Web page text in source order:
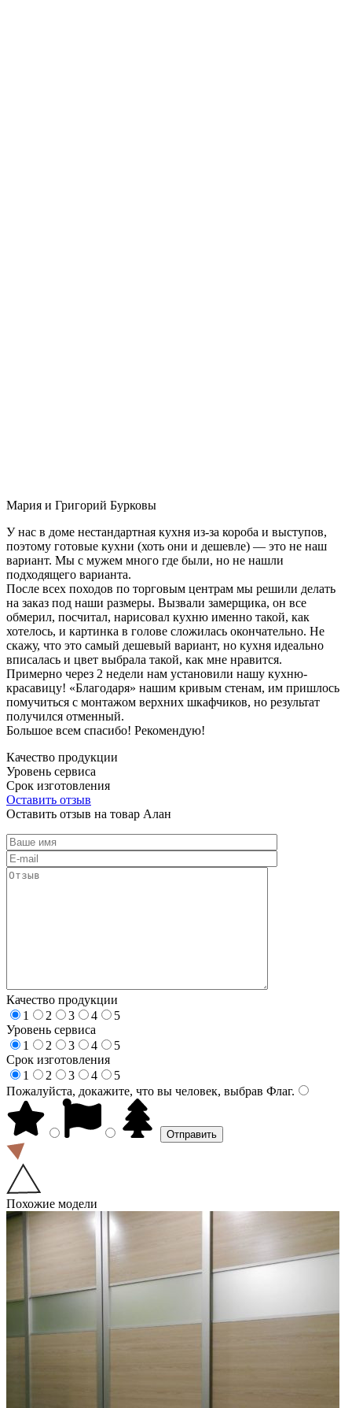
Мария и Григорий Бурковы
У нас в доме нестандартная кухня из-за короба и выступов,
поэтому готовые кухни (хоть они и дешевле) — это не наш
вариант. Мы с мужем много где были, но не нашли
подходящего варианта.
После всех походов по торговым центрам мы решили делать
на заказ под наши размеры. Вызвали замерщика, он все
обмерил, посчитал, нарисовал кухню именно такой, как
хотелось, и картинка в голове сложилась окончательно. Не
скажу, что это самый дешевый вариант, но кухня идеально
вписалась и цвет выбрала такой, как мне нравится.
Примерно через 2 недели нам установили нашу кухню-
красавицу! «Благодаря» нашим кривым стенам, им пришлось
помучиться с монтажом верхних шкафчиков, но результат
получился отменный.
Большое всем спасибо! Рекомендую!
Качество продукции
Уровень сервиса
Срок изготовления
Оставить отзыв
Оставить отзыв на товар Алан
Качество продукции
1
2 3 4
5
Уровень сервиса
1
2 3 4
5
Срок изготовления
1
2 3 4
5
Пожалуйста, докажите, что вы человек, выбрав Флаг.
Похожие модели